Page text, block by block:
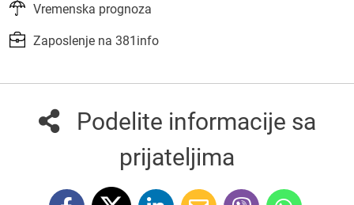
Vremenska prognoza
Zaposlenje na 381info
Podelite informacije sa
prijateljima